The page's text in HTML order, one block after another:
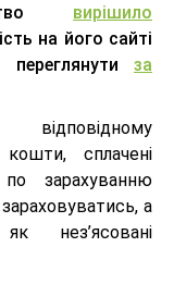
вирішило
на його сайті
за
сплачені
зарахуванню
а
нез’ясовані